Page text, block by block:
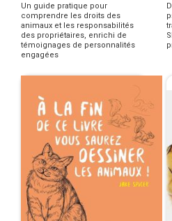
Un guide pratique pour
comprendre les droits des
animaux et les responsabilités
des propriétaires, enrichi de
témoignages de personnalités
engagées